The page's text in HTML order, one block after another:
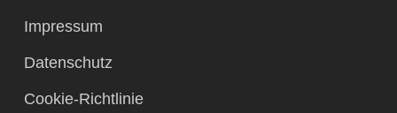
Impressum
Datenschutz
Cookie-Richtlinie